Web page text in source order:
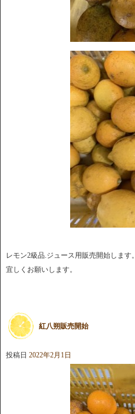
レモン2級品.ジュース用販売開始します。
宜しくお願いします。
紅八朔販売開始
投稿日 2022年2月1日